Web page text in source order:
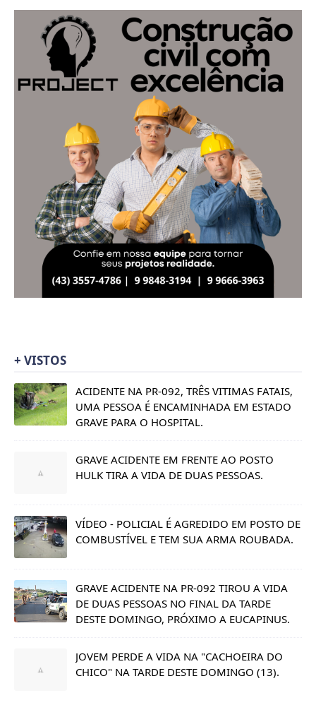
+ VISTOS
ACIDENTE NA PR-092, TRÊS VITIMAS FATAIS,
UMA PESSOA É ENCAMINHADA EM ESTADO
GRAVE PARA O HOSPITAL.
GRAVE ACIDENTE EM FRENTE AO POSTO
HULK TIRA A VIDA DE DUAS PESSOAS.
VÍDEO - POLICIAL É AGREDIDO EM POSTO DE
COMBUSTÍVEL E TEM SUA ARMA ROUBADA.
GRAVE ACIDENTE NA PR-092 TIROU A VIDA
DE DUAS PESSOAS NO FINAL DA TARDE
DESTE DOMINGO, PRÓXIMO A EUCAPINUS.
JOVEM PERDE A VIDA NA "CACHOEIRA DO
CHICO" NA TARDE DESTE DOMINGO (13).